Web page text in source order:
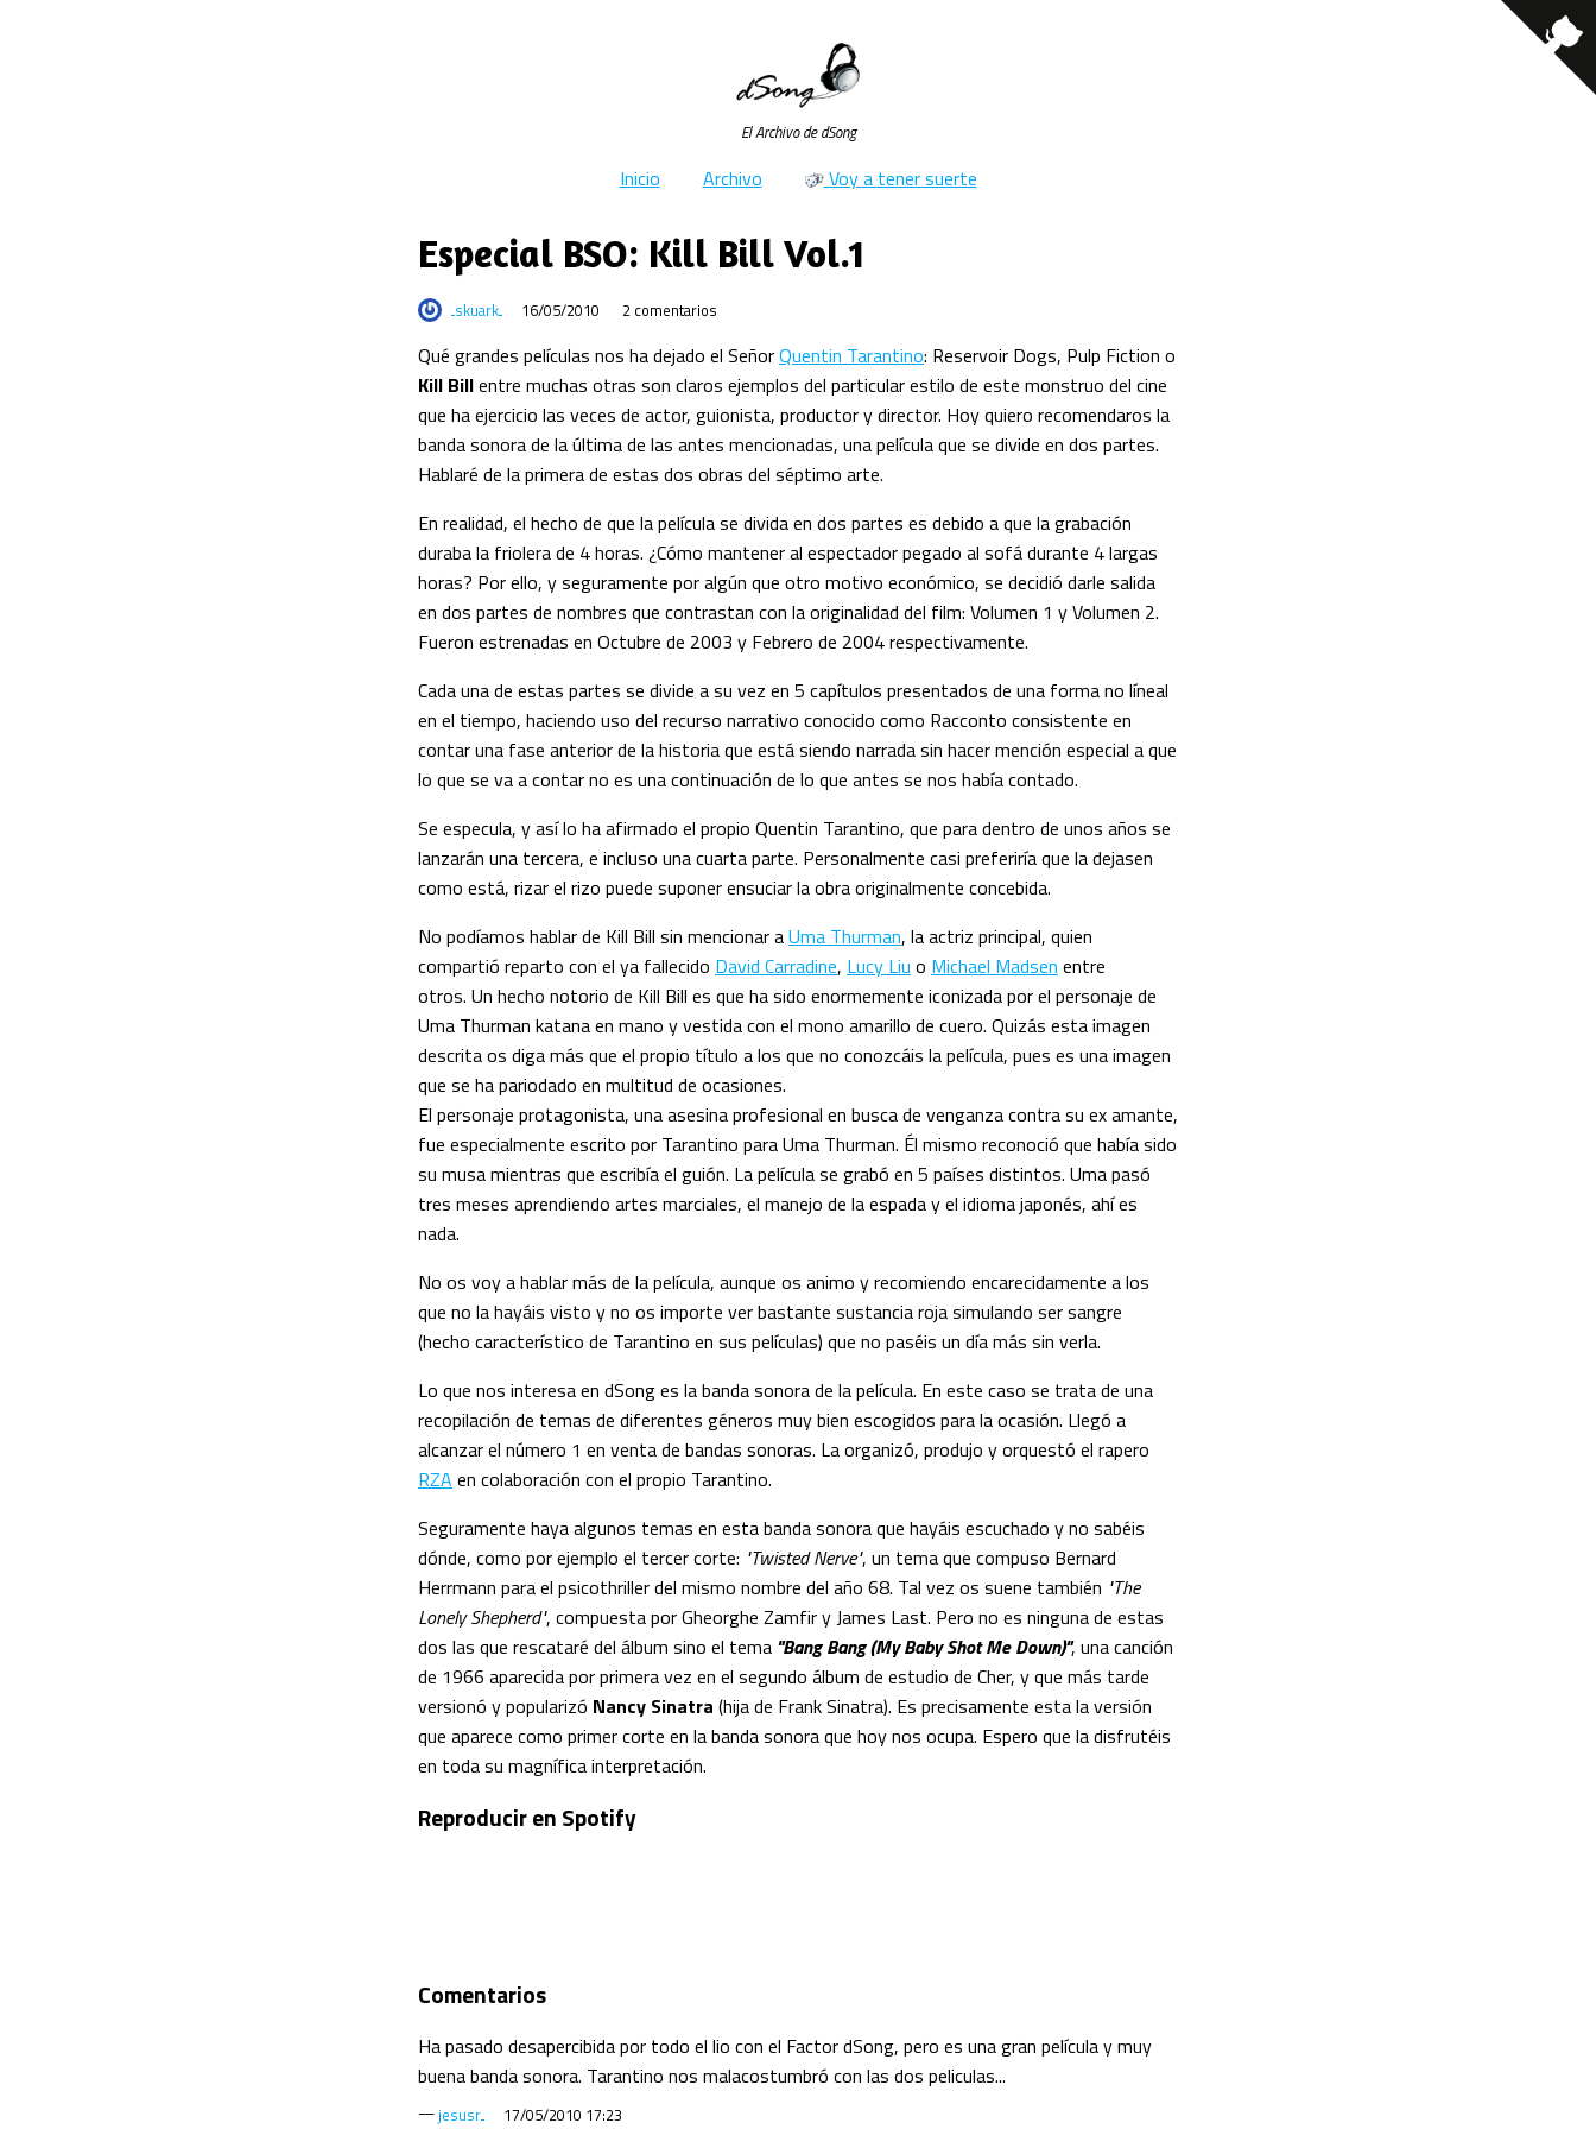
El Archivo de dSong
Inicio Archivo Voy a tener suerte
Especial BSO: Kill Bill Vol.1
skuark 16/05/2010 2 comentarios
Qué grandes películas nos ha dejado el SeñorQuentin Tarantino: Reservoir Dogs, Pulp Fiction o
Kill Billentre muchas otras son claros ejemplos del particular estilo de este monstruo del cine
que ha ejercicio las veces de actor, guionista, productor y director. Hoy quiero recomendaros la
banda sonora de la última de las antes mencionadas, una película que se divide en dos partes.
Hablaré de la primera de estas dos obras del séptimo arte.
En realidad, el hecho de que la película se divida en dos partes es debido a que la grabación
duraba la friolera de 4 horas. ¿Cómo mantener al espectador pegado al sofá durante 4 largas
horas? Por ello, y seguramente por algún que otro motivo económico, se decidió darle salida
en dos partes de nombres que contrastan con la originalidad del film: Volumen 1 y Volumen 2.
Fueron estrenadas en Octubre de 2003 y Febrero de 2004 respectivamente.
Cada una de estas partes se divide a su vez en 5 capítulos presentados de una forma no líneal
en el tiempo, haciendo uso del recurso narrativo conocido como Racconto consistente en
contar una fase anterior de la historia que está siendo narrada sin hacer mención especial a que
lo que se va a contar no es una continuación de lo que antes se nos había contado.
Se especula, y así lo ha afirmado el propio Quentin Tarantino, que para dentro de unos años se
lanzarán una tercera, e incluso una cuarta parte. Personalmente casi preferiría que la dejasen
como está, rizar el rizo puede suponer ensuciar la obra originalmente concebida.
No podíamos hablar de Kill Bill sin mencionar aUma Thurman, la actriz principal, quien
compartió reparto con el ya fallecido David Carradine, Lucy Liu o Michael Madsen entre
otros. Un hecho notorio de Kill Bill es que ha sido enormemente iconizada por el personaje de
Uma Thurman katana en mano y vestida con el mono amarillo de cuero. Quizás esta imagen
descrita os diga más que el propio título a los que no conozcáis la película, pues es una imagen
que se ha pariodado en multitud de ocasiones.
El personaje protagonista, una asesina profesional en busca de venganza contra su ex amante,
fue especialmente escrito por Tarantino para Uma Thurman. Él mismo reconoció que había sido
su musa mientras que escribía el guión. La película se grabó en 5 países distintos. Uma pasó
tres meses aprendiendo artes marciales, el manejo de la espada y el idioma japonés, ahí es
nada.
No os voy a hablar más de la película, aunque os animo y recomiendo encarecidamente a los
que no la hayáis visto y no os importe ver bastante sustancia roja simulando ser sangre
(hecho característico de Tarantino en sus películas) que no paséis un día más sin verla.
Lo que nos interesa en dSong es la banda sonora de la película. En este caso se trata de una
recopilación de temas de diferentes géneros muy bien escogidos para la ocasión. Llegó a
alcanzar el número 1 en venta de bandas sonoras. La organizó, produjo y orquestó el rapero
RZA en colaboración con el propio Tarantino.
Seguramente haya algunos temas en esta banda sonora que hayáis escuchado y no sabéis
dónde, como por ejemplo el tercer corte: "Twisted Nerve", un tema que compuso Bernard
Herrmann para el psicothriller del mismo nombre del año 68. Tal vez os suene también "The
Lonely Shepherd", compuesta por Gheorghe Zamfir y James Last. Pero no es ninguna de estas
dos las que rescataré del álbum sino el tema "Bang Bang (My Baby Shot Me Down)", una canción
de 1966 aparecida por primera vez en el segundo álbum de estudio de Cher, y que más tarde
versionó y popularizó Nancy Sinatra (hija de Frank Sinatra). Es precisamente esta la versión
que aparece como primer corte en la banda sonora que hoy nos ocupa. Espero que la disfrutéis
en toda su magnífica interpretación.
Reproducir en Spotify
Comentarios
Ha pasado desapercibida por todo el lio con el Factor dSong, pero es una gran película y muy
buena banda sonora. Tarantino nos malacostumbró con las dos peliculas...
— jesusr 17/05/2010 17:23